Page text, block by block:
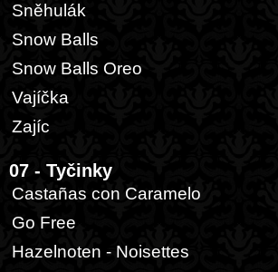
Sněhulák
Snow Balls
Snow Balls Oreo
Vajíčka
Zajíc
07 - Tyčinky
Castañas con Caramelo
Go Free
Hazelnoten - Noisettes